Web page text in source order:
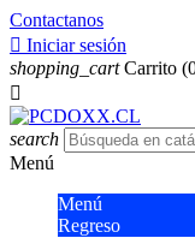
Contactanos
 Iniciar sesión
shopping_cart Carrito

search
Menú
Menú
Regreso